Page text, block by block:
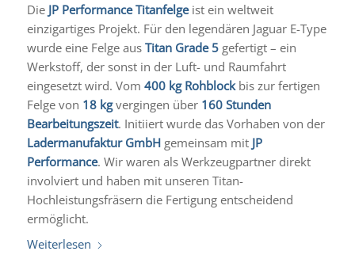
Die JP Performance Titanfelgeist ein weltweit
einzigartiges Projekt. Für den legendären Jaguar E-Type
wurde eine Felge aus Titan Grade 5gefertigt – ein
Werkstoff, der sonst in der Luft- und Raumfahrt
eingesetzt wird. Vom 400 kg Rohblockbis zur fertigen
Felge von 18 kgvergingen über 160 Stunden
Bearbeitungszeit. Initiiert wurde das Vorhaben von der
Ladermanufaktur GmbHgemeinsam mit JP
Performance. Wir waren als Werkzeugpartner direkt
involviert und haben mit unseren Titan-
Hochleistungsfräsern die Fertigung entscheidend
ermöglicht.
Weiterlesen